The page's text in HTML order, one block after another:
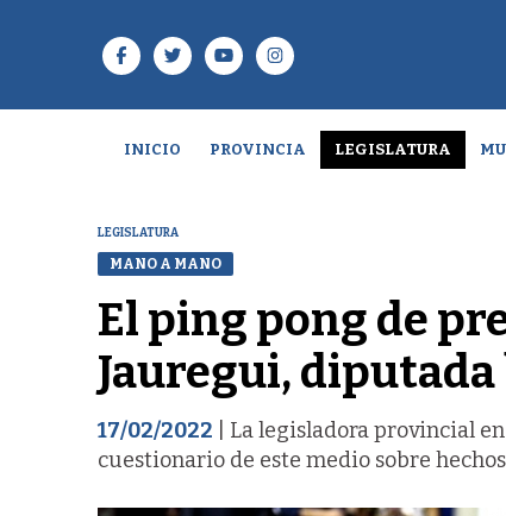
INICIO PROVINCIA LEGISLATURA
LEGISLATURA
MANO A MANO
El ping pong de
Jauregui,
17/02/2022 | La legisladora provincial
cuestionario de este medio sobre